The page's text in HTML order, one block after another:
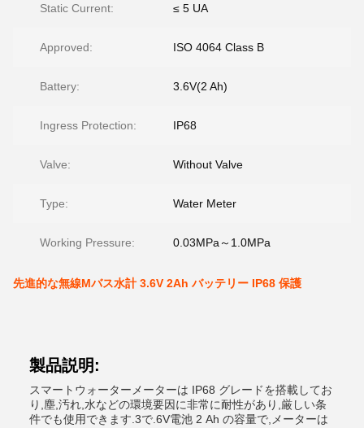
Static Current: ≤ 5 UA
Approved: ISO 4064 Class B
Battery: 3.6V(2 Ah)
Ingress Protection: IP68
Valve: Without Valve
Type: Water Meter
Working Pressure: 0.03MPa～1.0MPa
先進的な無線Mバス水計 3.6V 2Ah バッテリー IP68 保護
製品説明:
スマートウォーターメーターは IP68 グレードを搭載してお
り,塵,汚れ,水などの環境要因に非常に耐性があり,厳しい条
件でも使用できます.3で.6V電池 2 Ah の容量で,メーターは